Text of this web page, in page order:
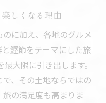
しくなる理由
に加え、各地のグルメ
鰹節をテーマにした旅
大限に引き出します。
、その土地ならではの
の満足度も高まりま